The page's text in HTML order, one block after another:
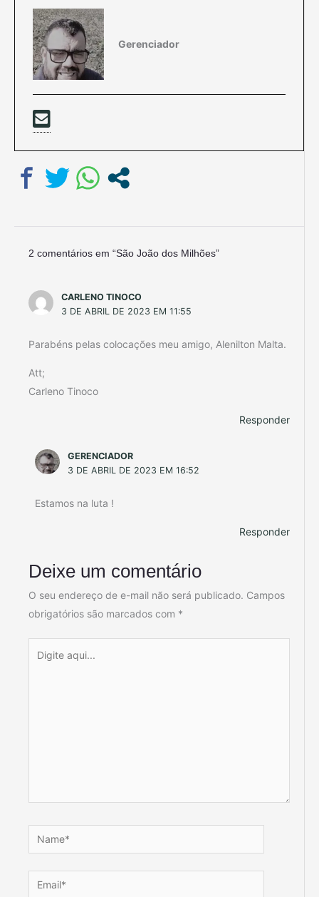
Gerenciador
2 comentários em “São João dos Milhões”
CARLENO TINOCO
3 DE ABRIL DE 2023 EM 11:55
Parabéns pelas colocações meu amigo, Alenilton Malta.
Att;
Carleno Tinoco
Responder
GERENCIADOR
3 DE ABRIL DE 2023 EM 16:52
Estamos na luta !
Responder
Deixe um comentário
O seu endereço de e-mail não será publicado. Campos
obrigatórios são marcados com *
aqui...
Name*
Email*